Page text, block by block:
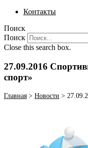
Контакты
Поиск
Поиск
Close this search box.
27.09.2016
спорт»
Главная > Новости >